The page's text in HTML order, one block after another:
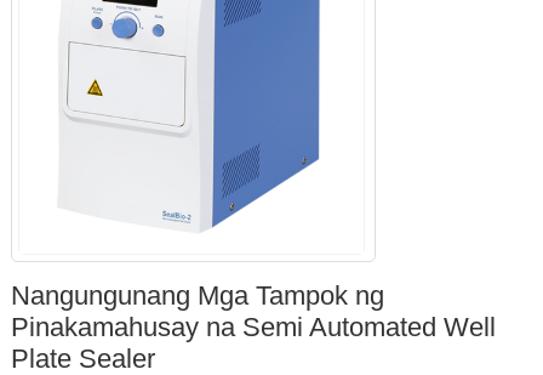
Nangungunang Mga Tampok ng
Pinakamahusay na Semi Automated Well
Plate Sealer